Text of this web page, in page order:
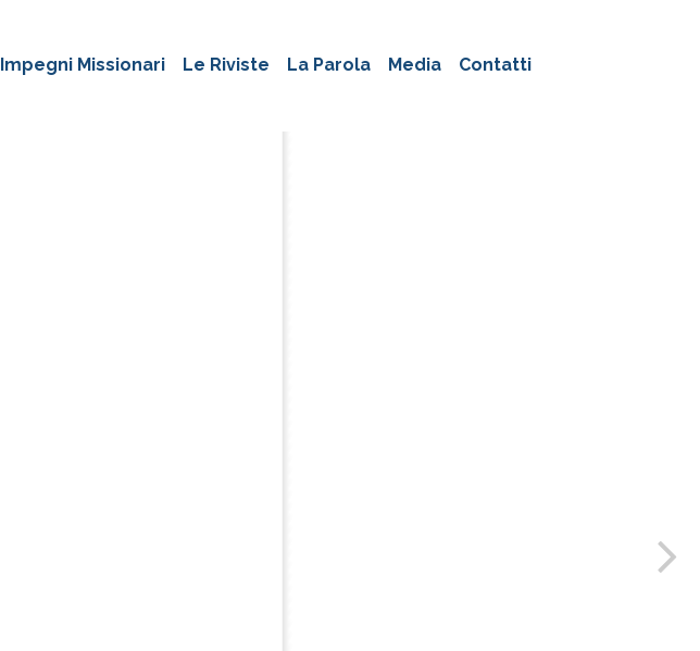
Impegni Missionari Le Riviste La Parola Media Contatti